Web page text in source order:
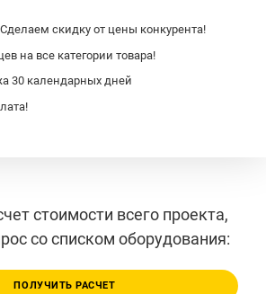
скидку от цены конкурента!
на все категории товара!
30 календарных дней
стоимости всего проекта,
со списком оборудования:
ПОЛУЧИТЬ РАСЧЕТ